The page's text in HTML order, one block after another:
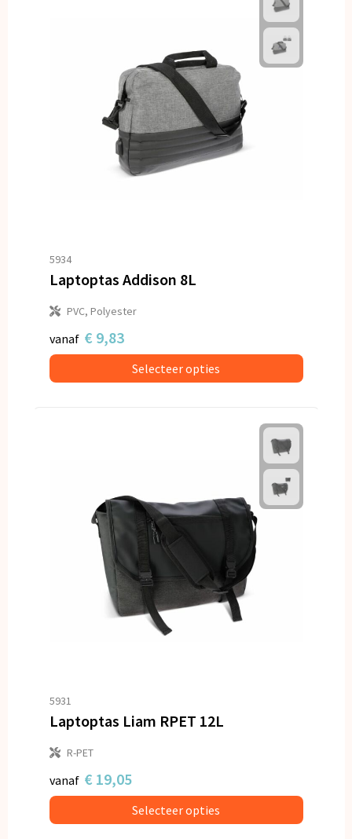
5934
Laptoptas Addison 8L
PVC, Polyester
vanaf € 9,83
Selecteer opties
5931
Laptoptas Liam RPET 12L
R-PET
vanaf € 19,05
Selecteer opties